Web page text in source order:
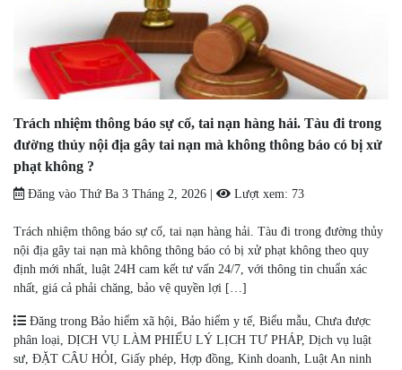
Trách nhiệm thông báo sự cố, tai nạn hàng hải. Tàu đi trong
đường thủy nội địa gây tai nạn mà không thông báo có bị xử
phạt không ?
Đăng vào Thứ Ba 3 Tháng 2, 2026 Lượt xem: 73
Trách nhiệm thông báo sự cố, tai nạn hàng hải. Tàu đi trong đường thủy
nội địa gây tai nạn mà không thông báo có bị xử phạt không theo quy
định mới nhất, luật 24H cam kết tư vấn 24/7, với thông tin chuẩn xác
nhất, giá cả phải chăng, bảo vệ quyền lợi […]
Đăng trong Bảo hiểm xã hội, Bảo hiểm y tế, Biểu mẫu, Chưa được
phân loại, DỊCH VỤ LÀM PHIẾU LÝ LỊCH TƯ PHÁP, Dịch vụ luật
sư, ĐẶT CÂU HỎI, Giấy phép, Hợp đồng, Kinh doanh, Luật An ninh